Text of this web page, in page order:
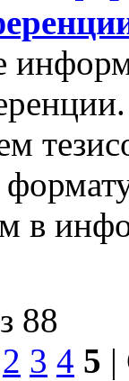
в
88
2 3 4 5 |